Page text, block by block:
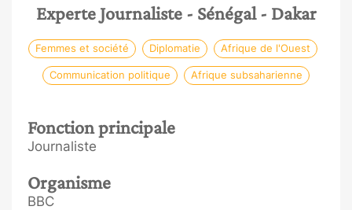
Experte Journaliste - Sénégal - Dakar
Femmes et société Diplomatie Afrique de l'Ouest
Communication politique Afrique subsaharienne
Fonction principale
Journaliste
Organisme
BBC